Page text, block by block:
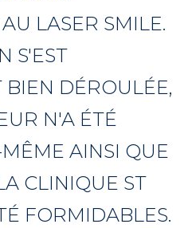
LASER SMILE.
S'EST
DÉROULÉE,
N'A ÉTÉ
AINSI QUE
CLINIQUE ST
FORMIDABLES.